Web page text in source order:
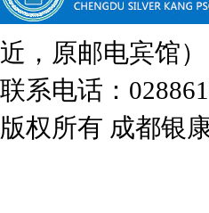
近，原邮电宾馆）
联系电话：
版权所有 成都银